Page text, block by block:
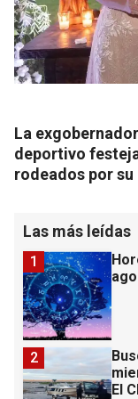
La
deportivo
rodeados por
Las más leídas
1
El
2